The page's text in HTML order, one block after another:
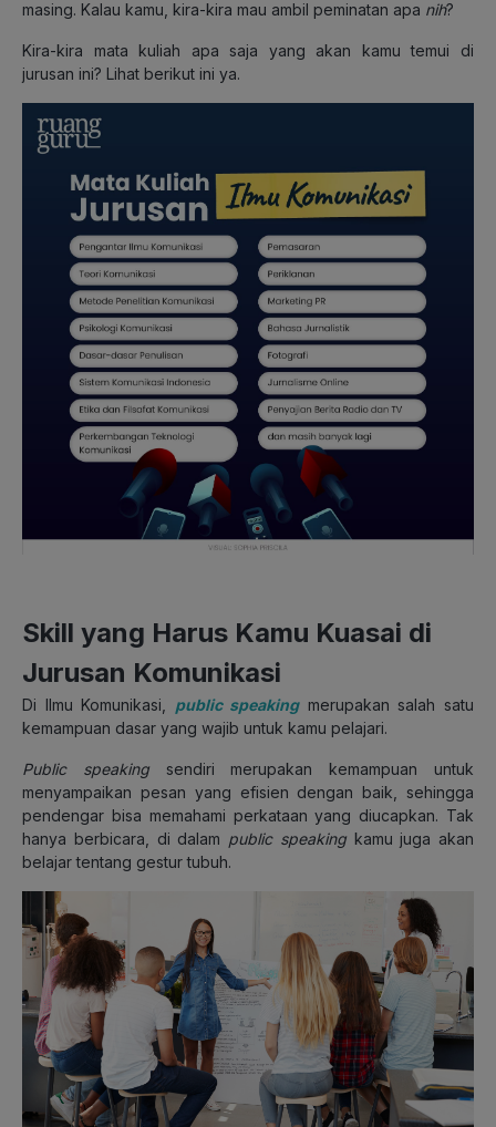
masing. Kalau kamu, kira-kira mau ambil peminatan apa nih?
Kira-kira mata kuliah apa saja yang akan kamu temui di
jurusan ini? Lihat berikut ini ya.
Skill yang Harus Kamu Kuasai di
Jurusan Komunikasi
Di Ilmu Komunikasi, public speakingmerupakan salah satu
kemampuan dasar yang wajib untuk kamu pelajari.
Public speakingsendiri merupakan kemampuan untuk
menyampaikan pesan yang efisien dengan baik, sehingga
pendengar bisa memahami perkataan yang diucapkan. Tak
hanya berbicara, di dalam public speakingkamu juga akan
belajar tentang gestur tubuh.